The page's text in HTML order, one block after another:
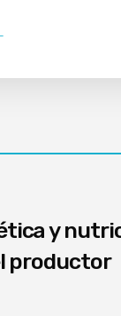
y
productor